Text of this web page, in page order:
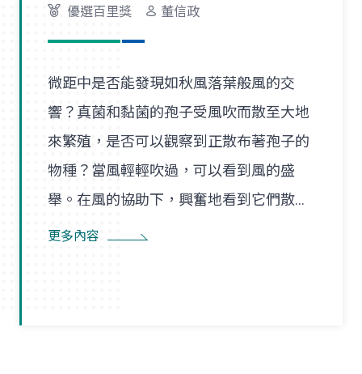
優選百里獎 董信政
微距中是否能發現如秋風落葉般風的交
響？真菌和黏菌的孢子受風吹而散至大地
來繁殖，是否可以觀察到正散布著孢子的
物種？當風輕輕吹過，可以看到風的盛
舉。在風的協助下，興奮地看到它們散播
孢子的盛況，在精彩過程中也看到了風的
更多內容